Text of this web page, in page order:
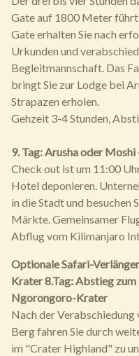
Gate auf 1800 Meter
Gate erhalten Sie nach
Urkunden und
Begleitmannschaft. Das
bringt Sie zur Lodge bei
Strapazen erholen.
Gehzeit 3-4 Stunden,
9. Tag: Arusha oder
Check out ist um 11:00
Hotel deponieren.
in die Stadt und besuchen
Märkte. Gemeinsamer
Abflug vom Kilimanjaro
Optionale Safari-
Krater8.Tag: Abstieg
Ngorongoro-Krater
Nach der
Berg fahren Sie durch
im "Crater Highland" zu